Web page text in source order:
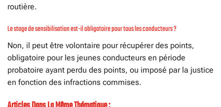
routière.
Le stage de sensibilisation est-il obligatoire pour tous les conducteurs ?
Non, il peut être volontaire pour récupérer des points,
obligatoire pour les jeunes conducteurs en période
probatoire ayant perdu des points, ou imposé par la justice
en fonction des infractions commises.